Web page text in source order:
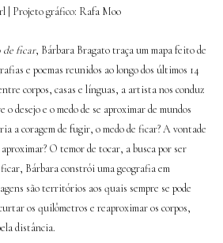
| Projeto gráfico: Rafa Moo
de ficar, Bárbara Bragato traça um mapa feito de
e poemas reunidos ao longo dos últimos 14
corpos, casas e línguas, a artista nos conduz
desejo e o medo de se aproximar de mundos
a coragem de fugir, o medo de ficar? A vontade
O temor de tocar, a busca por ser
Bárbara constrói uma geografia em
são territórios aos quais sempre se pode
os quilômetros e reaproximar os corpos,
distância.